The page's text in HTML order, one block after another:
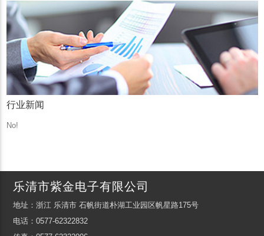
行业新闻
No!
乐清市紫金电子有限公司
地址：浙江 乐清市 石帆街道朴湖工业园区帆星路175号
电话：0577-62322832